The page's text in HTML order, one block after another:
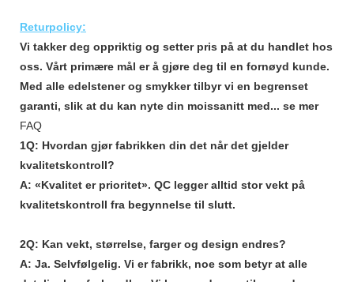
Returpolicy:
Vi takker deg oppriktig og setter pris på at du handlet hos
oss. Vårt primære mål er å gjøre deg til en fornøyd kunde.
Med alle edelstener og smykker tilbyr vi en begrenset
garanti, slik at du kan nyte din moissanitt med... se mer
FAQ
1Q: Hvordan gjør fabrikken din det når det gjelder
kvalitetskontroll?
A: «Kvalitet er prioritet». QC legger alltid stor vekt på
kvalitetskontroll fra begynnelse til slutt.
2Q: Kan vekt, størrelse, farger og design endres?
A: Ja. Selvfølgelig. Vi er fabrikk, noe som betyr at alle